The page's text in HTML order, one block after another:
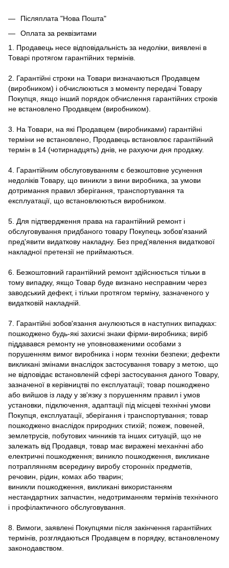
Післяплата "Нова Пошта"
Оплата за реквізитами
1. Продавець несе відповідальність за недоліки, виявлені в
Товарі протягом гарантійних термінів.
2. Гарантійні строки на Товари визначаються Продавцем
(виробником) і обчислюються з моменту передачі Товару
Покупця, якщо інший порядок обчислення гарантійних строків
не встановлено Продавцем (виробником).
3. На Товари, на які Продавцем (виробниками) гарантійні
терміни не встановлено, Продавець встановлює гарантійний
термін в 14 (чотирнадцять) днів, не рахуючи дня продажу.
4. Гарантійним обслуговуванням є безкоштовне усунення
недоліків Товару, що виникли з вини виробника, за умови
дотримання правил зберігання, транспортування та
експлуатації, що встановлюються виробником.
5. Для підтвердження права на гарантійний ремонт і
обслуговування придбаного товару Покупець зобов'язаний
пред'явити видаткову накладну. Без пред'явлення видаткової
накладної претензії не приймаються.
6. Безкоштовний гарантійний ремонт здійснюється тільки в
тому випадку, якщо Товар буде визнано несправним через
заводський дефект, і тільки протягом терміну, зазначеного у
видатковій накладній.
7. Гарантійні зобов'язання анулюються в наступних випадках:
пошкоджено будь-які захисні знаки фірми-виробника; виріб
піддавався ремонту не уповноваженими особами з
порушенням вимог виробника і норм техніки безпеки; дефекти
викликані змінами внаслідок застосування товару з метою, що
не відповідає встановленій сфері застосування даного Товару,
зазначеної в керівництві по експлуатації; товар пошкоджено
або вийшов із ладу у зв'язку з порушенням правил і умов
установки, підключення, адаптації під місцеві технічні умови
Покупця, експлуатації, зберігання і транспортування; товар
пошкоджено внаслідок природних стихій; пожеж, повеней,
землетрусів, побутових чинників та інших ситуацій, що не
залежать від Продавця, товар має виражені механічні або
електричні пошкодження; виникло пошкодження, викликане
потраплянням всередину виробу сторонніх предметів,
речовин, рідин, комах або тварин;
виникли пошкодження, викликані використанням
нестандартних запчастин, недотриманням термінів технічного
і профілактичного обслуговування.
8. Вимоги, заявлені Покупцями після закінчення гарантійних
термінів, розглядаються Продавцем в порядку, встановленому
законодавством.